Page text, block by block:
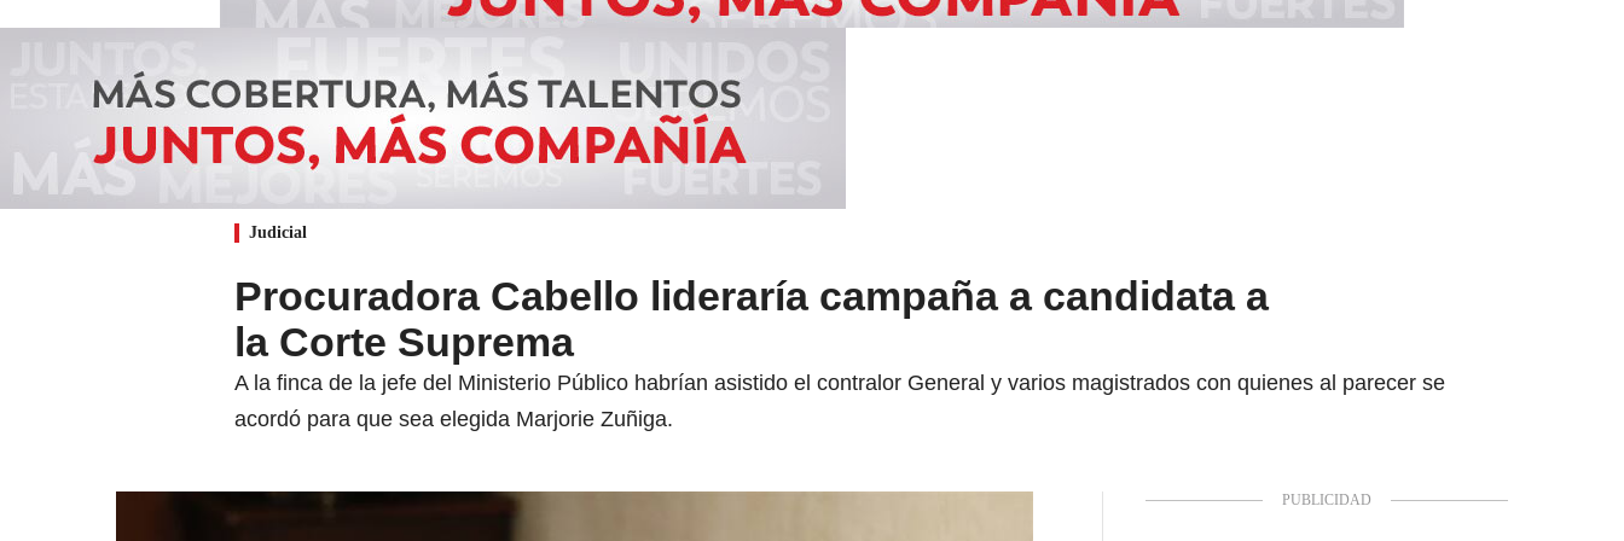
Judicial
Procuradora Cabello lideraría campaña a candidata a
la Corte Suprema
A la finca de la jefe del Ministerio Público habrían asistido el contralor General y varios magistrados con quienes al parecer se
acordó para que sea elegida Marjorie Zuñiga.